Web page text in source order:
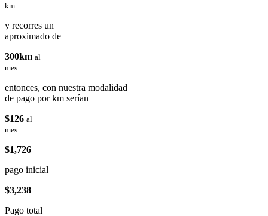
km
y recorres un
aproximado de
300km al
mes
entonces, con nuestra modalidad
de pago por km serían
$126 al
mes
$1,726
pago inicial
$3,238
Pago total